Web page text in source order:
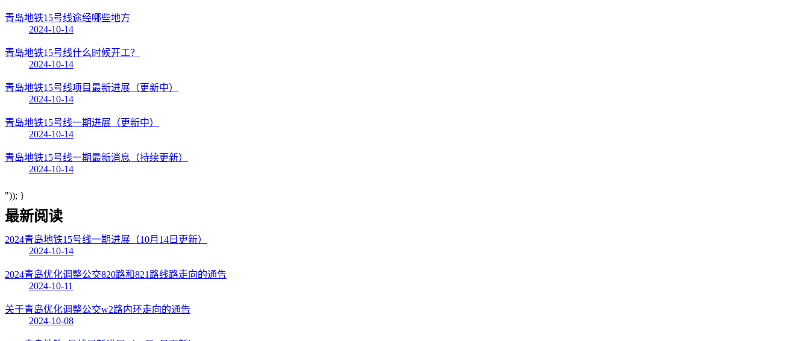
青岛地铁15号线途经哪些地方
2024-10-14
青岛地铁15号线什么时候开工？
2024-10-14
青岛地铁15号线项目最新进展（更新中）
2024-10-14
青岛地铁15号线一期进展（更新中）
2024-10-14
青岛地铁15号线一期最新消息（持续更新）
2024-10-14
")); }
最新阅读
2024青岛地铁15号线一期进展（10月14日更新）
2024-10-14
2024青岛优化调整公交820路和821路线路走向的通告
2024-10-11
关于青岛优化调整公交w2路内环走向的通告
2024-10-08